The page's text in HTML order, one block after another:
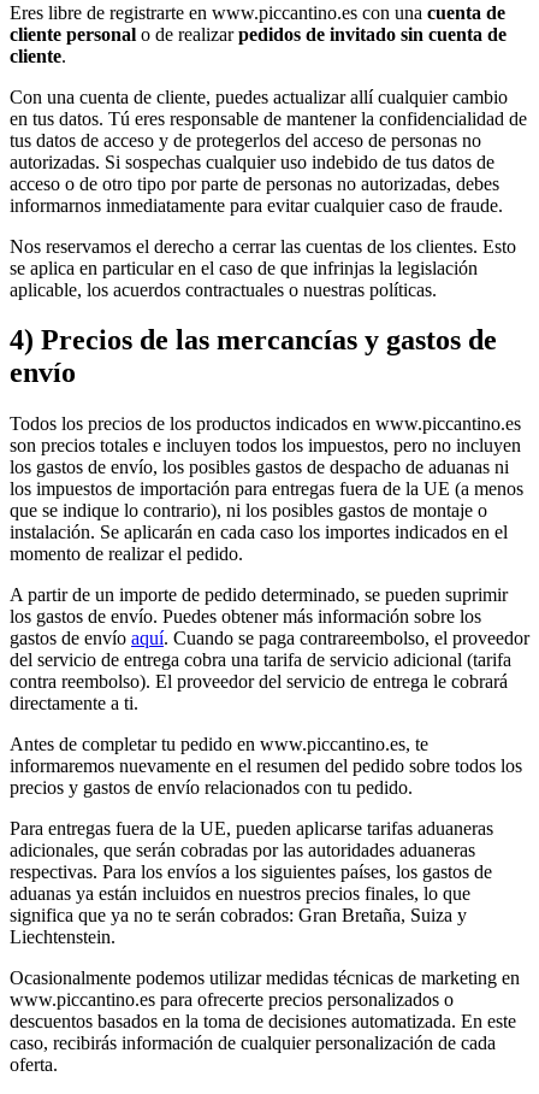
Eres libre de registrarte en www.piccantino.es con una cuenta de
cliente personal o de realizarpedidos de invitado sin cuenta de
cliente.
Con una cuenta de cliente, puedes actualizar allí cualquier cambio
en tus datos. Tú eres responsable de mantener la confidencialidad de
tus datos de acceso y de protegerlos del acceso de personas no
autorizadas. Si sospechas cualquier uso indebido de tus datos de
acceso o de otro tipo por parte de personas no autorizadas, debes
informarnos inmediatamente para evitar cualquier caso de fraude.
Nos reservamos el derecho a cerrar las cuentas de los clientes. Esto
se aplica en particular en el caso de que infrinjas la legislación
aplicable, los acuerdos contractuales o nuestras políticas.
4) Precios de las mercancías y gastos de
envío
Todos los precios de los productos indicados en www.piccantino.es
son precios totales e incluyen todos los impuestos, pero no incluyen
los gastos de envío, los posibles gastos de despacho de aduanas ni
los impuestos de importación para entregas fuera de la UE (a menos
que se indique lo contrario), ni los posibles gastos de montaje o
instalación. Se aplicarán en cada caso los importes indicados en el
momento de realizar el pedido.
A partir de un importe de pedido determinado, se pueden suprimir
los gastos de envío. Puedes obtener más información sobre los
gastos de envío aquí. Cuando se paga contrareembolso, el proveedor
del servicio de entrega cobra una tarifa de servicio adicional (tarifa
contra reembolso). El proveedor del servicio de entrega le cobrará
directamente a ti.
Antes de completar tu pedido en www.piccantino.es, te
informaremos nuevamente en el resumen del pedido sobre todos los
precios y gastos de envío relacionados con tu pedido.
Para entregas fuera de la UE, pueden aplicarse tarifas aduaneras
adicionales, que serán cobradas por las autoridades aduaneras
respectivas. Para los envíos a los siguientes países, los gastos de
aduanas ya están incluidos en nuestros precios finales, lo que
significa que ya no te serán cobrados: Gran Bretaña, Suiza y
Liechtenstein.
Ocasionalmente podemos utilizar medidas técnicas de marketing en
www.piccantino.es para ofrecerte precios personalizados o
descuentos basados en la toma de decisiones automatizada. En este
caso, recibirás información de cualquier personalización de cada
oferta.